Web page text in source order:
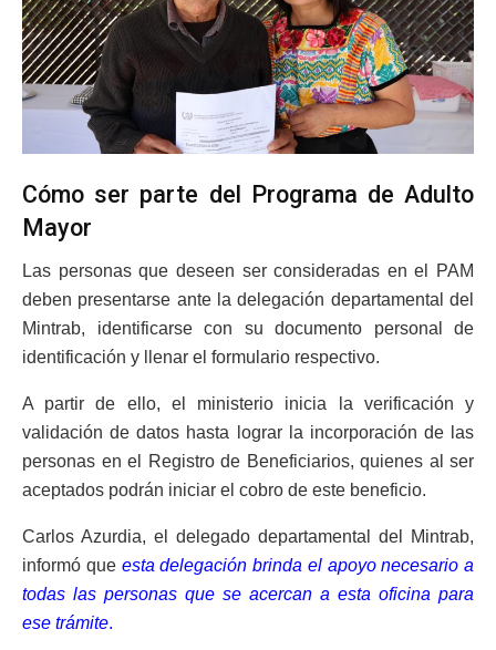
Cómo ser parte del Programa de Adulto
Mayor
Las personas que deseen ser consideradas en el PAM
deben presentarse ante la delegación departamental del
Mintrab, identificarse con su documento personal de
identificación y llenar el formulario respectivo.
A partir de ello, el ministerio inicia la verificación y
validación de datos hasta lograr la incorporación de las
personas en el Registro de Beneficiarios, quienes al ser
aceptados podrán iniciar el cobro de este beneficio.
Carlos Azurdia, el delegado departamental del Mintrab,
informó que esta delegación brinda el apoyo necesario a
todas las personas que se acercan a esta oficina para
ese trámite.